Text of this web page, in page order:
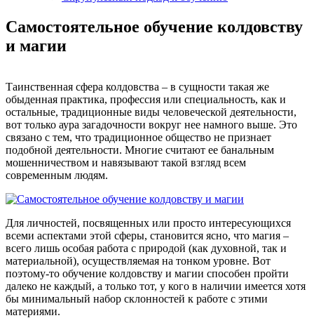
Самостоятельное обучение колдовству
и магии
Таинственная сфера колдовства – в сущности такая же
обыденная практика, профессия или специальность, как и
остальные, традиционные виды человеческой деятельности,
вот только аура загадочности вокруг нее намного выше. Это
связано с тем, что традиционное общество не признает
подобной деятельности. Многие считают ее банальным
мошенничеством и навязывают такой взгляд всем
современным людям.
Для личностей, посвященных или просто интересующихся
всеми аспектами этой сферы, становится ясно, что магия –
всего лишь особая работа с природой (как духовной, так и
материальной), осуществляемая на тонком уровне. Вот
поэтому-то обучение колдовству и магии способен пройти
далеко не каждый, а только тот, у кого в наличии имеется хотя
бы минимальный набор склонностей к работе с этими
материями.